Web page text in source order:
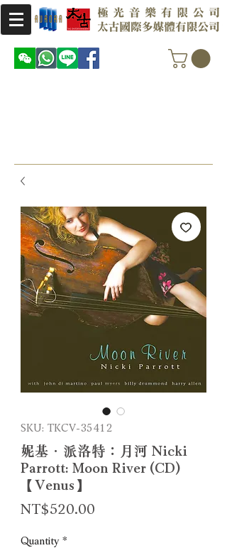
SKU: TKCV-35412
妮基．派洛特：月河 Nicki
Parrott: Moon River (CD)
【Venus】
NT$520.00
Quantity *